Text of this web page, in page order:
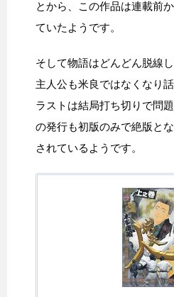
とから、この作品は連載前
ていたようです。
そして物語はどんどん脱線
主人公も米良ではなくなり
ラストは結局打ち切りで問
の発行も初版のみで絶版と
されているようです。